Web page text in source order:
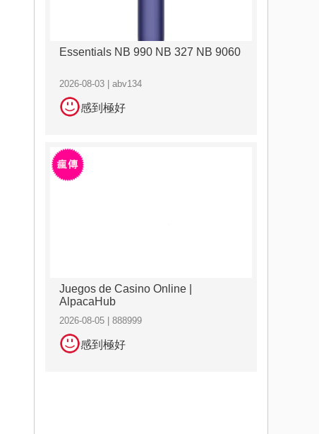
Essentials NB 990 NB 327 NB 9060
2026-08-03 | abv134
感到極好
Juegos de Casino Online |
AlpacaHub
2026-08-05 | 888999
感到極好